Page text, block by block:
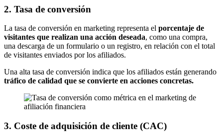
2. Tasa de conversión
La tasa de conversión en marketing representa el porcentaje de
visitantes que realizan una acción deseada, como una compra,
una descarga de un formulario o un registro, en relación con el total
de visitantes enviados por los afiliados.
Una alta tasa de conversión indica que los afiliados están generando
tráfico de calidad que se convierte en acciones concretas.
3. Coste de adquisición de cliente (CAC)